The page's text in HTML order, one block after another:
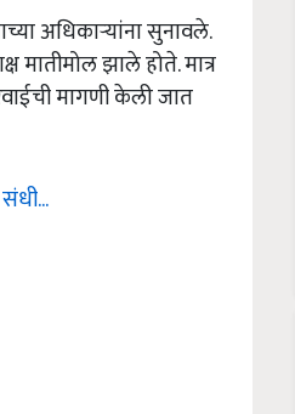
अधिकाऱ्यांना सुनावले.
मातीमोल झाले होते. मात्र
मागणी केली जात